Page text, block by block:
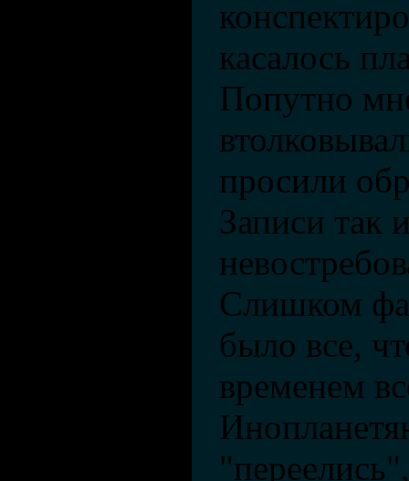
касалось
Попутно
просили
Записи так
Слишком
было все,
временем